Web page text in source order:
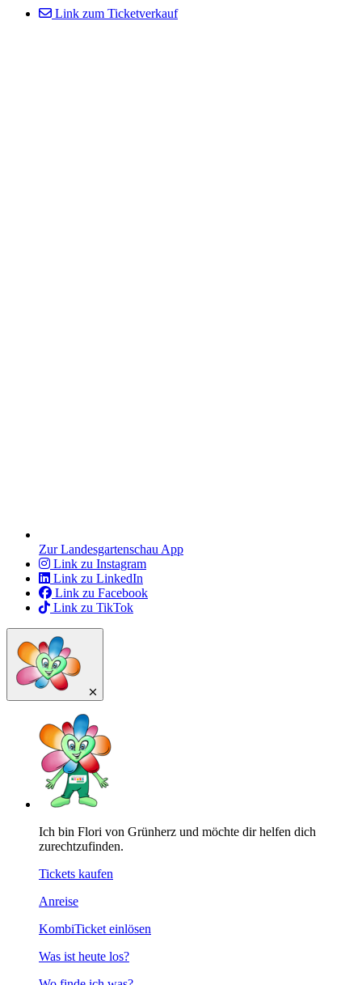
Link zum Ticketverkauf
Zur Landesgartenschau App
Link zu Instagram
Link zu LinkedIn
Link zu Facebook
Link zu TikTok
Ich bin Flori von Grünherz und möchte dir helfen dich
zurechtzufinden.
Tickets kaufen
Anreise
KombiTicket einlösen
Was ist heute los?